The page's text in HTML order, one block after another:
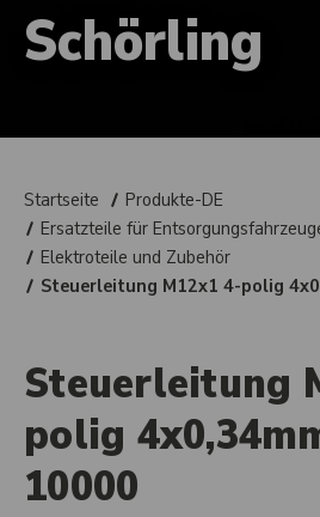
Schörling
Startseite
Produkte-DE
Ersatzteile für
Elektroteile und Zubehör
Steuerleitung M12x1 4-polig
Steuerleitung
polig
10000